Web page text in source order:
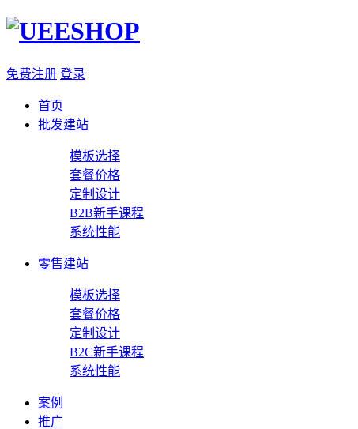
免费注册 登录
首页
批发建站
模板选择
套餐价格
定制设计
B2B新手课程
系统性能
零售建站
模板选择
套餐价格
定制设计
B2C新手课程
系统性能
案例
推广